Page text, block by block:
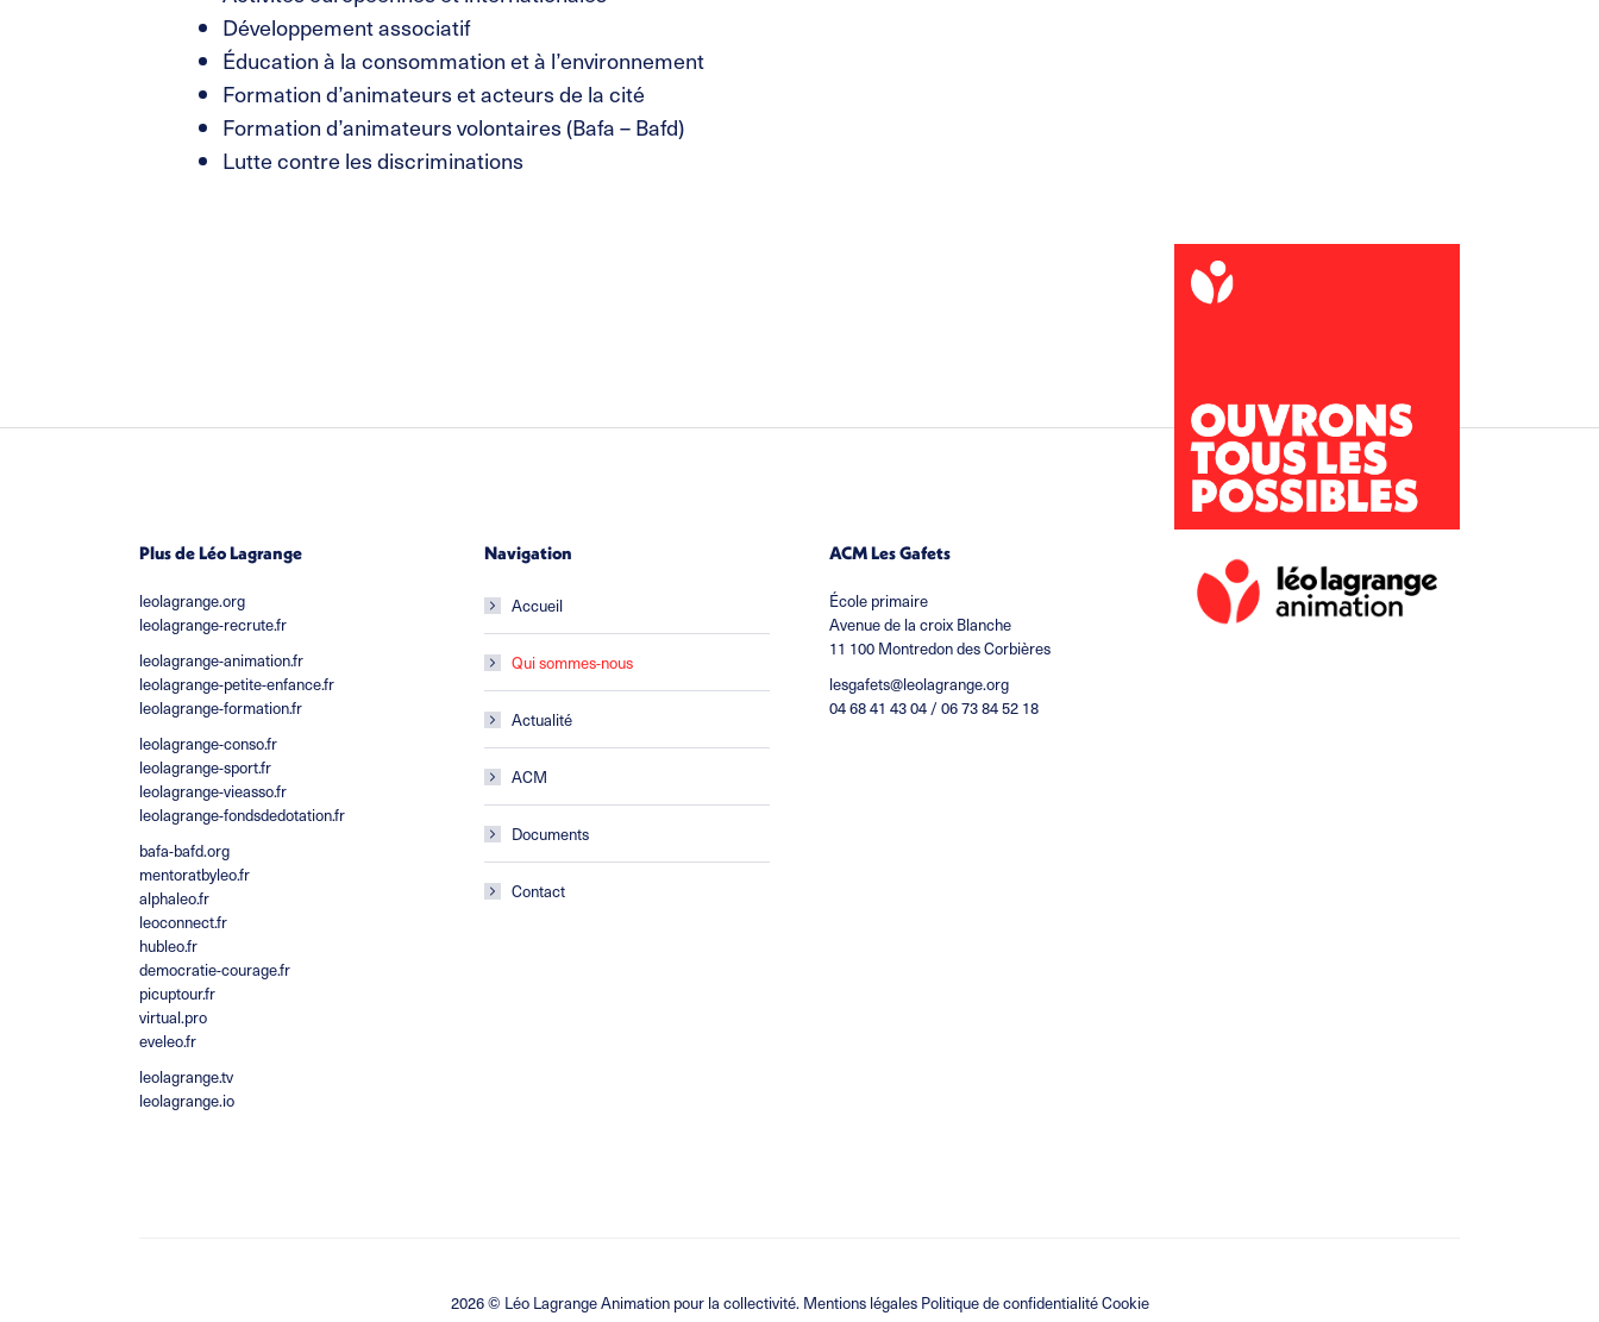
Développement associatif
Éducation à la consommation et à l’environnement
Formation d’animateurs et acteurs de la cité
Formation d’animateurs volontaires (Bafa – Bafd)
Lutte contre les discriminations
Plus de Léo Lagrange
leolagrange.org
leolagrange-recrute.fr
leolagrange-animation.fr
leolagrange-petite-enfance.fr
leolagrange-formation.fr
leolagrange-conso.fr
leolagrange-sport.fr
leolagrange-vieasso.fr
leolagrange-fondsdedotation.fr
bafa-bafd.org
mentoratbyleo.fr
alphaleo.fr
leoconnect.fr
hubleo.fr
democratie-courage.fr
picuptour.fr
virtual.pro
eveleo.fr
leolagrange.tv
leolagrange.io
Navigation
Accueil
Qui sommes-nous
Actualité
ACM
Documents
Contact
ACM Les Gafets
École primaire
Avenue de la croix Blanche
11 100 Montredon des Corbières
lesgafets@leolagrange.org
04 68 41 43 04 / 06 73 84 52 18
2026 © Léo Lagrange Animationpour la collectivité. Mentions légales Politique de confidentialité Cookie